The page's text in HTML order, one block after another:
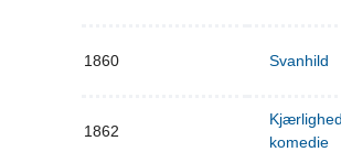
1860 Svanhild
1862
komedie